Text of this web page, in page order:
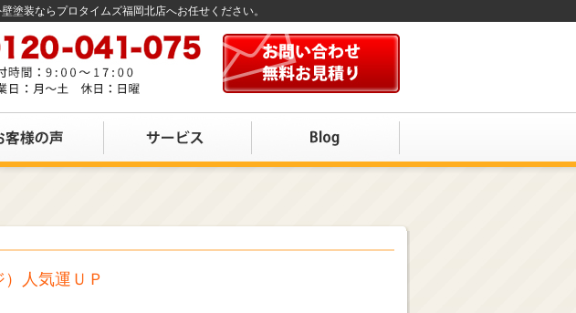
塗装ならプロタイムズ福岡北店へお任せください。
人気運ＵＰ